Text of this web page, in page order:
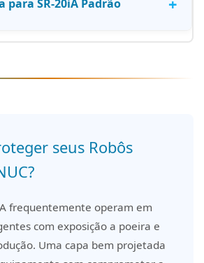
para SR-20iA Padrão +
seus Robôs
frequentemente operam em
com exposição a poeira e
Uma capa bem projetada